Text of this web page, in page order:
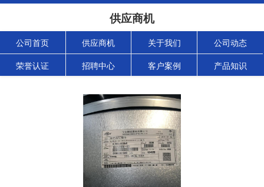
供应商机
公司首页 供应商机 关于我们 公司动态
荣誉认证 招聘中心 客户案例 产品知识